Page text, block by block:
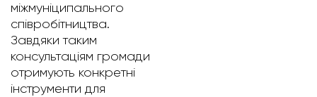
міжмуніципального
співробітництва.
Завдяки таким
консультаціям громади
отримують конкретні
інструменти для